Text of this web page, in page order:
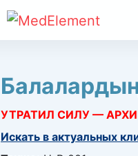
УТРАТИЛ СИЛУ —
Искать в актуальных